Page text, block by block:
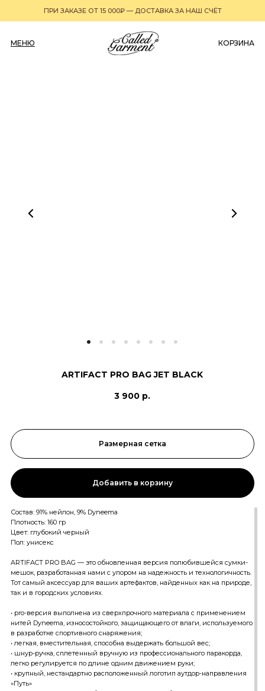
КОРЗИНА
МЕНЮ
ПРИ ЗАКАЗЕ ОТ 15 000₽ — ДОСТАВКА ЗА НАШ СЧЁТ
Размерная сетка
ARTIFACT PRO BAG JET BLACK
3 900 р.
Состав: 91% нейлон, 9% Dyneema
Плотность: 160 гр
Цвет: глубокий черный
Пол: унисекс
ARTIFACT PRO BAG — это обновленная версия полюбившейся сумки-
мешок, разработанная нами с упором на надежность и технологичность.
Тот самый аксессуар для ваших артефактов, найденных как на природе,
так и в городских условиях.
• pro-версия выполнена из сверхпрочного материала с применением
нитей Dyneema, износостойкого, защищающего от влаги, используемого
в разработке спортивного снаряжения;
• легкая, вместительная, способна выдержать большой вес;
• шнур-ручка, сплетенный вручную из профессионального паракорда,
легко регулируется по длине одним движением руки;
• крупный, нестандартно расположенный логотип аутдор-направления
«Путь»
Добавить в корзину